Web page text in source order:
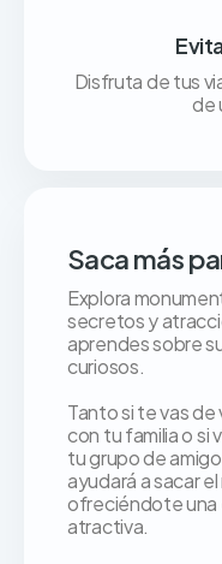
Disfruta de tus
de
Saca más
Explora
secretos y
aprendes sobre
curiosos.
Tanto si te vas
con tu familia o si
tu grupo de
ayudará a sacar
ofreciéndote una
atractiva.